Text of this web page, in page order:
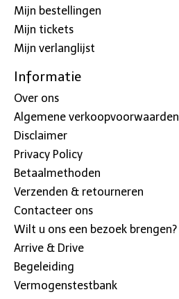
Mijn bestellingen
Mijn tickets
Mijn verlanglijst
Informatie
Over ons
Algemene verkoopvoorwaarden
Disclaimer
Privacy Policy
Betaalmethoden
Verzenden & retourneren
Contacteer ons
Wilt u ons een bezoek brengen?
Arrive & Drive
Begeleiding
Vermogenstestbank